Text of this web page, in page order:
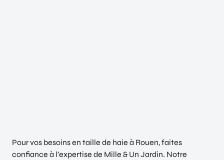
Pour vos besoins en taille de haie à Rouen, faites
confiance à l’expertise de Mille & Un Jardin. Notre